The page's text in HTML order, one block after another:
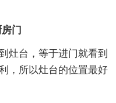
门
台，等于进门就看到
，所以灶台的位置最好